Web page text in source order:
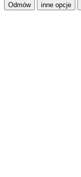
Odmów inne opcje